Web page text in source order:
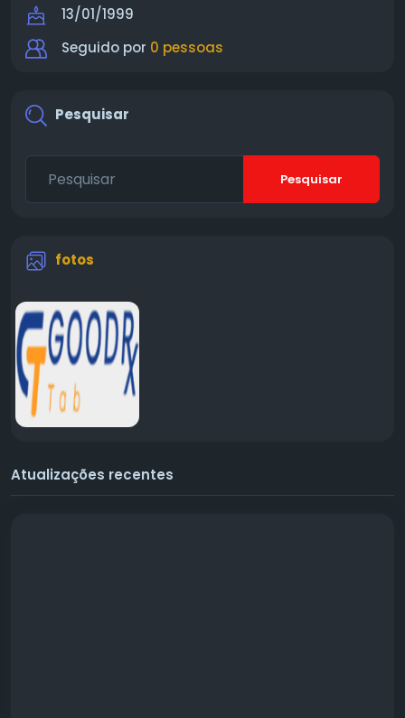
13/01/1999
Seguido por 0 pessoas
Pesquisar
Pesquisar
fotos
Atualizações recentes